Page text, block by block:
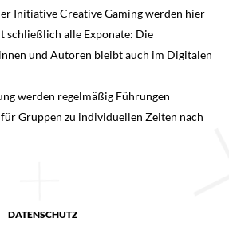
Initiative Creative Gaming werden hier
schließlich alle Exponate: Die
und Autoren bleibt auch im Digitalen
werden regelmäßig Führungen
Gruppen zu individuellen Zeiten nach
DATENSCHUTZ